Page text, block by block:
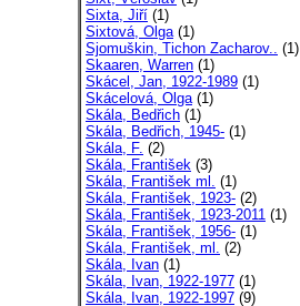
Sixta, Jiří (1)
Sixtová, Olga(1)
Sjomuškin, Tichon Zacharov.. (1)
Skaaren, Warren (1)
Skácel, Jan, 1922-1989 (1)
Skácelová, Olga(1)
Skála, Bedřich (1)
Skála, Bedřich, 1945- (1)
Skála, F. (2)
Skála, František (3)
Skála, František ml. (1)
Skála, František, 1923- (2)
Skála, František, 1923-2011 (1)
Skála, František, 1956- (1)
Skála, František, ml. (2)
Skála, Ivan (1)
Skála, Ivan, 1922-1977 (1)
Skála, Ivan, 1922-1997 (9)